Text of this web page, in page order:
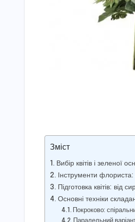
Зміст
Вибір квітів і зеленої
Інструменти
Підготовка квітів: від
Основні техніки
Покроково: